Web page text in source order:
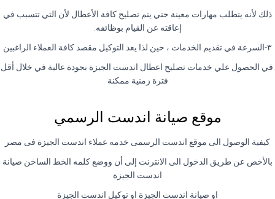
ذلك لأنه يتطلب مهارات معينة حتي يتم تصليح كافة الأعطال لأن التي تتسبب في
إعاقته عن القيام بوظائفه.
٣-السرعة في تقديم الخدمات ، حين لذا يعد التوكيل مقصد كافة العملاء الراغبين
.في الحصول علي خدمات تصليح اعطال اندست الجيزة بجودة عالية في خلال أقل
فترة زمنية ممكنة
موقع صيانة اندست الرسمي
كيفية الوصول الى موقع اندست الرسمى خدمه عملاء اندست الجيزة فى مصر
بالأخص عن طريق الدخول الى الانترنت إلى أن ووضع كلمه الخط الساخن صيانة
اندست الجيزة
او صيانة اندست الجيزة او توكيل اندست الجيزة